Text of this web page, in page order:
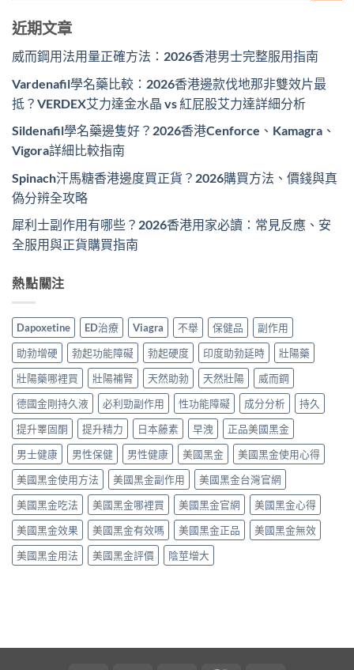
近期文章
威而鋼用法用量正確方法：2026香港男士完整服用指南
Vardenafil學名藥比較：2026香港邊款伐地那非雙效片最
抵？VERDEX艾力達金水晶 vs 紅屁股艾力達詳細分析
Sildenafil學名藥邊隻好？2026香港Cenforce、Kamagra、
Vigora詳細比較指南
Spinach汗馬糖香港邊度買正貨？2026購買方法、價錢與真
偽分辨全攻略
犀利士副作用有哪些？2026香港用家必讀：常見反應、安
全服用與正貨購買指南
熱點關注
Dapoxetine ED治療 Viagra 不舉 保健品
副作用
助勃增硬
勃起功能障礙 勃起硬度 印度助勃延時
壯陽藥
壯陽藥哪裡買
壯陽補腎 天然助勃 天然壯陽
威而鋼
德國金剛持久液
必利勁副作用 性功能障礙 成分分析
持久
提升睪固酮
提升精力 日本藤素 早洩
正品美國黑金
男士健康
男性保健 男性健康 美國黑金
美國黑金使用心得
美國黑金使用方法
美國黑金副作用
美國黑金台灣官網
美國黑金吃法
美國黑金哪裡買 美國黑金官網
美國黑金心得
美國黑金效果
美國黑金有效嗎 美國黑金正品
美國黑金無效
美國黑金用法
美國黑金評價 陰莖增大